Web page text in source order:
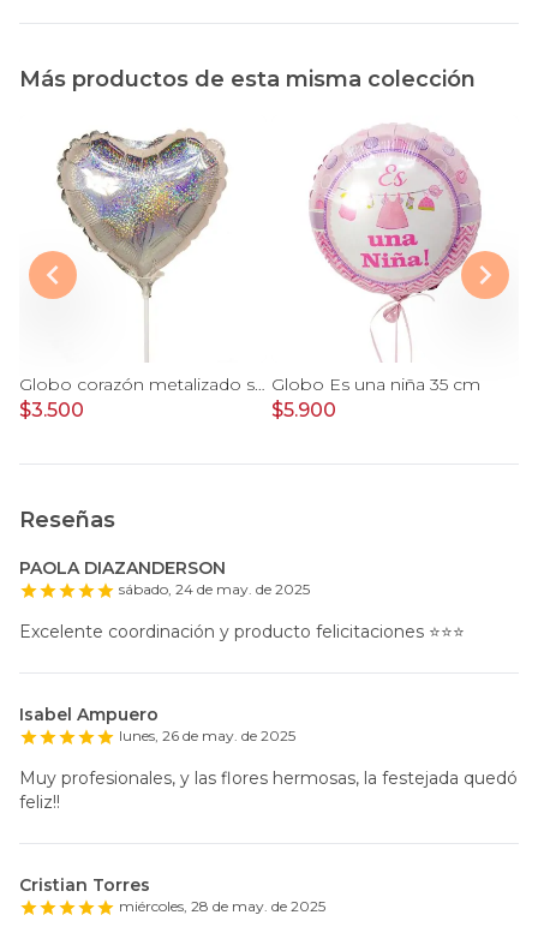
Más productos de esta misma colección
Globo corazón metalizado shape 22cm
$3.500
Globo Es una niña 35 cm
$5.900
Reseñas
PAOLA DIAZANDERSON
sábado, 24 de may. de 2025
Excelente coordinación y producto felicitaciones ⭐️⭐️⭐️
Isabel Ampuero
lunes, 26 de may. de 2025
Muy profesionales, y las flores hermosas, la festejada quedó
feliz!!
Cristian Torres
miércoles, 28 de may. de 2025